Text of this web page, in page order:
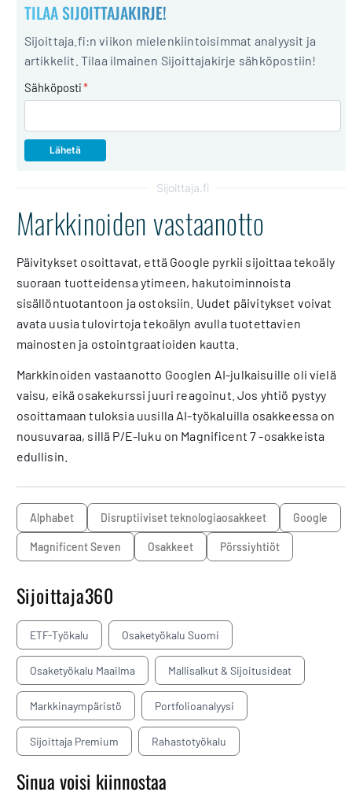
TILAA SIJOITTAJAKIRJE!
Sijoittaja.fi:n viikon mielenkiintoisimmat analyysit ja
artikkelit. Tilaa ilmainen Sijoittajakirje sähköpostiin!
Sähköposti*
Sijoittaja.fi
Markkinoiden vastaanotto
Päivitykset osoittavat, että Google pyrkii sijoittaa tekoäly
suoraan tuotteidensa ytimeen, hakutoiminnoista
sisällöntuotantoon ja ostoksiin. Uudet päivitykset voivat
avata uusia tulovirtoja tekoälyn avulla tuotettavien
mainosten ja ostointgraatioiden kautta.
Markkinoiden vastaanotto Googlen AI-julkaisuille oli vielä
vaisu, eikä osakekurssi juuri reagoinut. Jos yhtiö pystyy
osoittamaan tuloksia uusilla AI-työkaluilla osakkeessa on
nousuvaraa, sillä P/E-luku on Magnificent 7 -osakkeista
edullisin.
Alphabet disruptiiviset teknologiaosakkeet Google
Magnificent Seven osakkeet pörssiyhtiöt
Sijoittaja360
ETF-Työkalu Osaketyökalu Suomi
Osaketyökalu Maailma Mallisalkut & Sijoitusideat
Markkinaympäristö Portfolioanalyysi
Sijoittaja Premium Rahastotyökalu
Sinua voisi kiinnostaa